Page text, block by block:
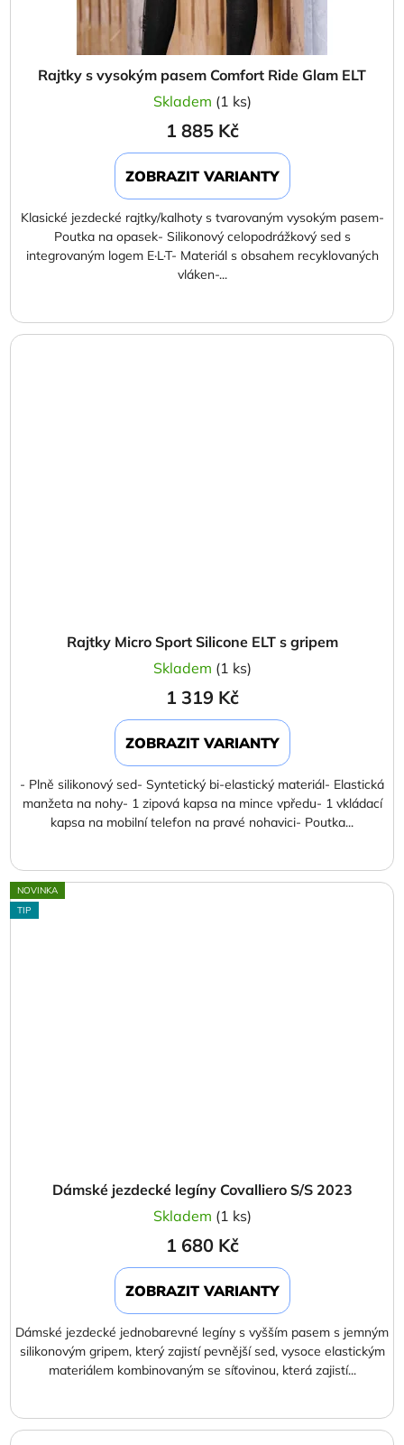
Rajtky s vysokým pasem Comfort Ride Glam ELT
Skladem (1 ks)
1 885 Kč
ZOBRAZIT VARIANTY
Klasické jezdecké rajtky/kalhoty s tvarovaným vysokým pasem-
Poutka na opasek- Silikonový celopodrážkový sed s
integrovaným logem E·L·T- Materiál s obsahem recyklovaných
vláken-...
Rajtky Micro Sport Silicone ELT s gripem
Skladem (1 ks)
1 319 Kč
ZOBRAZIT VARIANTY
- Plně silikonový sed- Syntetický bi-elastický materiál- Elastická
manžeta na nohy- 1 zipová kapsa na mince vpředu- 1 vkládací
kapsa na mobilní telefon na pravé nohavici- Poutka...
NOVINKA
TIP
Dámské jezdecké legíny Covalliero S/S 2023
Skladem (1 ks)
1 680 Kč
ZOBRAZIT VARIANTY
Dámské jezdecké jednobarevné legíny s vyšším pasem s jemným
silikonovým gripem, který zajistí pevnější sed, vysoce elastickým
materiálem kombinovaným se síťovinou, která zajistí...